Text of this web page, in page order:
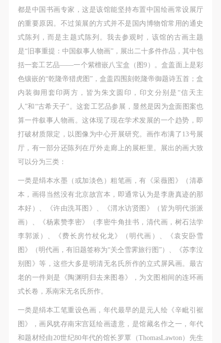
都是中国书画专家，这是该馆能坚持布置中国绘画常设展厅
的重要原因。不过策展的方式并不是国内博物馆常用的通史
式陈列，而是主题式陈列。我去参观时，该馆的古画主题
是“旧事重提：中国叙事人物画”，展出二十多件作品，其中包
括一套工艺品——一个紫檀嵌八宝盒（图9）。盒盖面上是彩
色镶嵌的“乾隆帝猎虎图”，盒盖四围刻乾隆帝御题诗五首；盒
内装御用套印两方，皆为朱文圆印，印文分别是“信天主
人”和“古希天子”。这套工艺品参展，显然是因为盒面图案也
算一件叙事人物画。这体现了现在学术发展的一个趋势，即
打破材质限定，以图像为中心开展研究。画作布满了13号展
厅，有一部分还陈列在厅外走廊上的展柜里。展出的画大致
可以分为三类：
一类是绢本水墨（或加淡色）粗笔画，有《采薇图》（清摹
本，画得当然没有北京故宫本，即通常认为是李唐真迹的那
本好）、《许由洗耳图》、《渭水访贤图》（皆为明代浙派
画）、《杨素赞李密》（李密牛角挂书，清代画，树石法学
李郭派）、《费长房竹杖化龙》（明代画）、《袁安卧雪
图》（明代画，有旧题签称为“关仝雪霁旅行图”）、《苏李泣
别图》等，这些大多是明清无名氏所作的立式屏风画。最古
老的一件则是《陶渊明归去来图卷》，为文图相间的连环画
式长卷，系南宋无名氏所作。
一类是绢本工笔重设色画，年代最早的是元人绘《辛毗引裾
图》，画风犹存南宋宫廷绘画遗意，是馆藏名作之一，年代
和题材经由20世纪80年代的馆长罗覃（ThomasLawton）先生